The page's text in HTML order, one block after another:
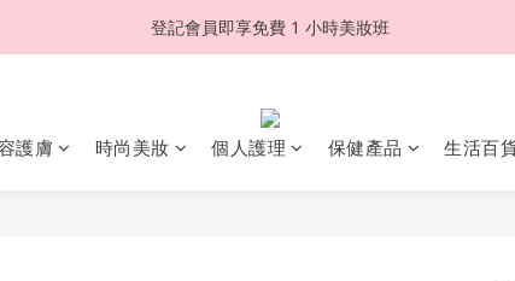
登記會員即享免費 1 小時美妝班
護膚 時尚美妝 個人護理 保健產品 生活百